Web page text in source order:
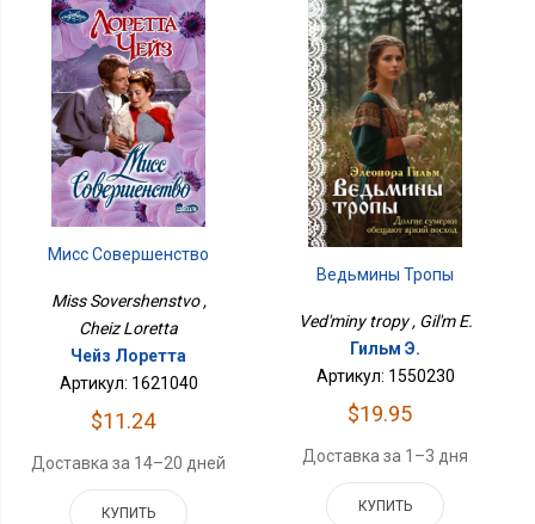
Мисс Совершенство
Miss Sovershenstvo ,
Cheiz Loretta
Чейз Лоретта
Артикул: 1621040
$11.24
Доставка за 14–20 дней
КУПИТЬ
Ведьмины Тропы
Ved'miny tropy , Gil'm E.
Гильм Э.
Артикул: 1550230
$19.95
Доставка за 1–3 дня
КУПИТЬ